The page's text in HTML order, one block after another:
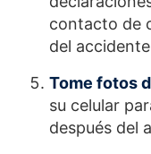
contacto de
del
Tome fotos
su celular
después del